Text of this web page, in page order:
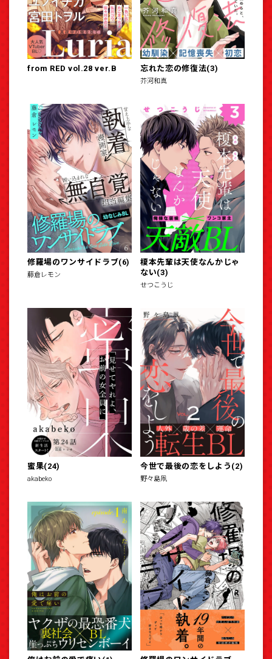
from RED vol.28 ver.B 忘れた恋の修復法(3)
芥河和真
修羅場のワンサイドラブ(6)
藤倉レモン
榎本先輩は天使なんかじゃ
ない(3)
せつこうじ
蜜果(24)
akabeko
今世で最後の恋をしよう(2)
野々島凧